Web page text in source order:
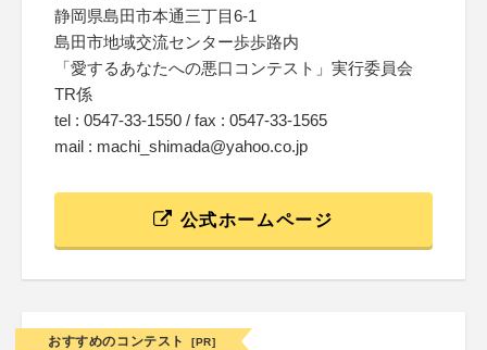
静岡県島田市本通三丁目6-1
島田市地域交流センター歩歩路内
「愛するあなたへの悪口コンテスト」実行委員会
TR係
tel : 0547-33-1550 / fax : 0547-33-1565
mail : machi_shimada@yahoo.co.jp
公式ホームページ
おすすめのコンテスト [PR]